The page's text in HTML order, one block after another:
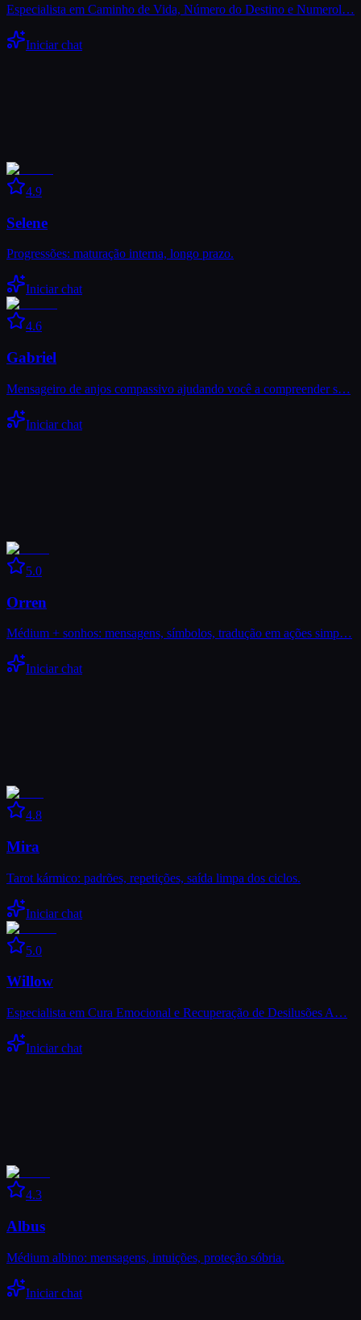
Especialista em Caminho de Vida, Número do Destino e Numerol…
Iniciar chat
4.9
Selene
Progressões: maturação interna, longo prazo.
Iniciar chat
4.6
Gabriel
Mensageiro de anjos compassivo ajudando você a compreender s…
Iniciar chat
5.0
Orren
Médium + sonhos: mensagens, símbolos, tradução em ações simp…
Iniciar chat
4.8
Mira
Tarot kármico: padrões, repetições, saída limpa dos ciclos.
Iniciar chat
5.0
Willow
Especialista em Cura Emocional e Recuperação de Desilusões A…
Iniciar chat
4.3
Albus
Médium albino: mensagens, intuições, proteção sóbria.
Iniciar chat